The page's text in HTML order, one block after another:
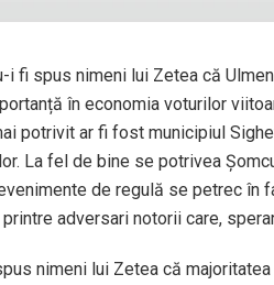
i fi spus nimeni lui Zetea că
în economia voturilor
potrivit ar fi fost municipiul
La fel de bine se potrivea
de regulă se petrec în
adversari notorii care,
nimeni lui Zetea că